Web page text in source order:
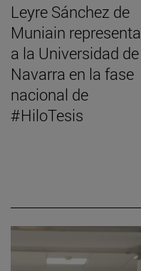
Leyre Sánchez de
Muniain representa
a la Universidad de
Navarra en la fase
nacional de
#HiloTesis